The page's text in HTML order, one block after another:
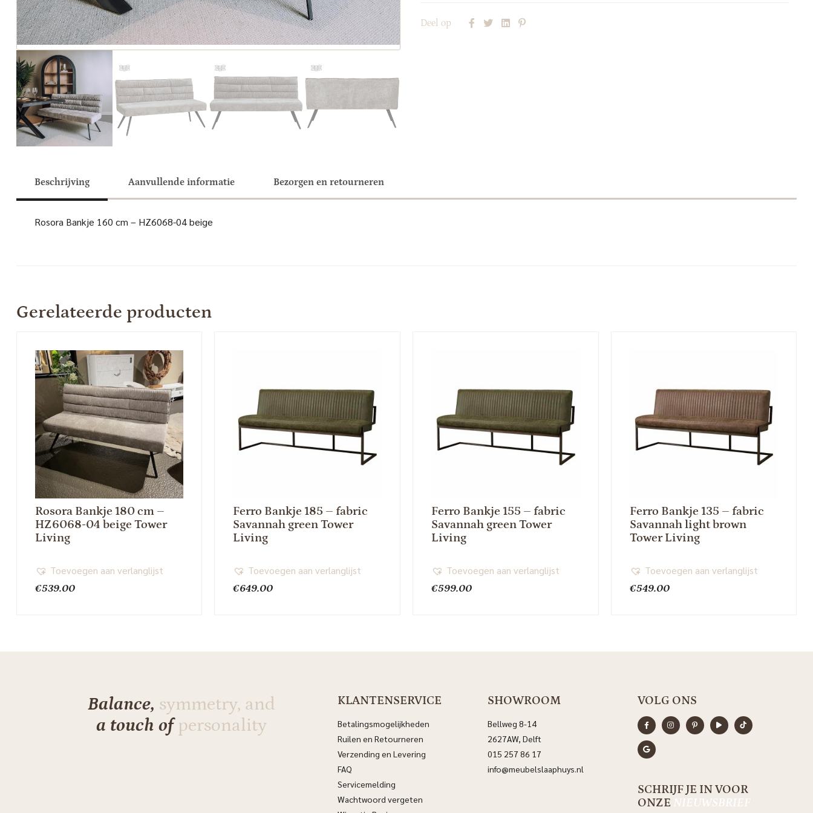
Deel op
Beschrijving Aanvullende informatie Bezorgen en retourneren
Rosora Bankje 160 cm – HZ6068-04 beige
Gerelateerde producten
Rosora Bankje 180 cm –
HZ6068-04 beige Tower
Living
€539.00
Toevoegen aan verlanglijst
Ferro Bankje 185 – fabric
Savannah green Tower
Living
€649.00
Toevoegen aan verlanglijst
Ferro Bankje 155 – fabric
Savannah green Tower
Living
€599.00
Toevoegen aan verlanglijst
Ferro Bankje 135 – fabric
Savannah light brown
Tower Living
€549.00
Toevoegen aan verlanglijst
Balance, symmetry, and
a touch ofpersonality
KLANTENSERVICE
Betalingsmogelijkheden
Ruilen en Retourneren
Verzending en Levering
FAQ
Servicemelding
Wachtwoord vergeten
SHOWROOM
Bellweg 8-14
2627AW, Delft
015 257 86 17
info@meubelslaaphuys.nl
VOLG ONS
SCHRIJF JE IN VOOR
ONZE NIEUWSBRIEF